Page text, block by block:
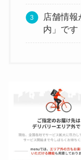
店舗情
内」です